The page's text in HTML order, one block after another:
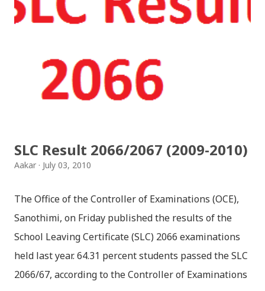
SLC Result 2066/2067 (2009-2010)
Aakar July 03, 2010
The Office of the Controller of Examinations (OCE),
Sanothimi, on Friday published the results of the
School Leaving Certificate (SLC) 2066 examinations
held last year. 64.31 percent students passed the SLC
2066/67, according to the Controller of Examinations